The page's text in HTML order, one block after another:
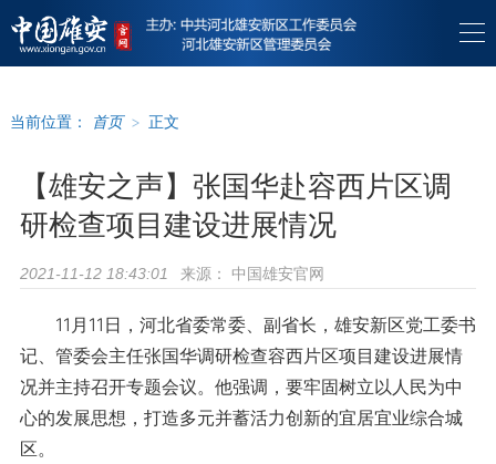
当前位置： 首页 > 正文
【雄安之声】张国华赴容西片区调
研检查项目建设进展情况
2021-11-12 18:43:01 来源： 中国雄安官网
11月11日，河北省委常委、副省长，雄安新区党工委书
记、管委会主任张国华调研检查容西片区项目建设进展情
况并主持召开专题会议。他强调，要牢固树立以人民为中
心的发展思想，打造多元并蓄活力创新的宜居宜业综合城
区。